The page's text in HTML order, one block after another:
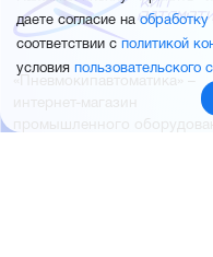
«Пневмокипавтоматика» –
интернет-магазин
промышленного
даете согласие на
соответствии с политикой
условия пользовательского